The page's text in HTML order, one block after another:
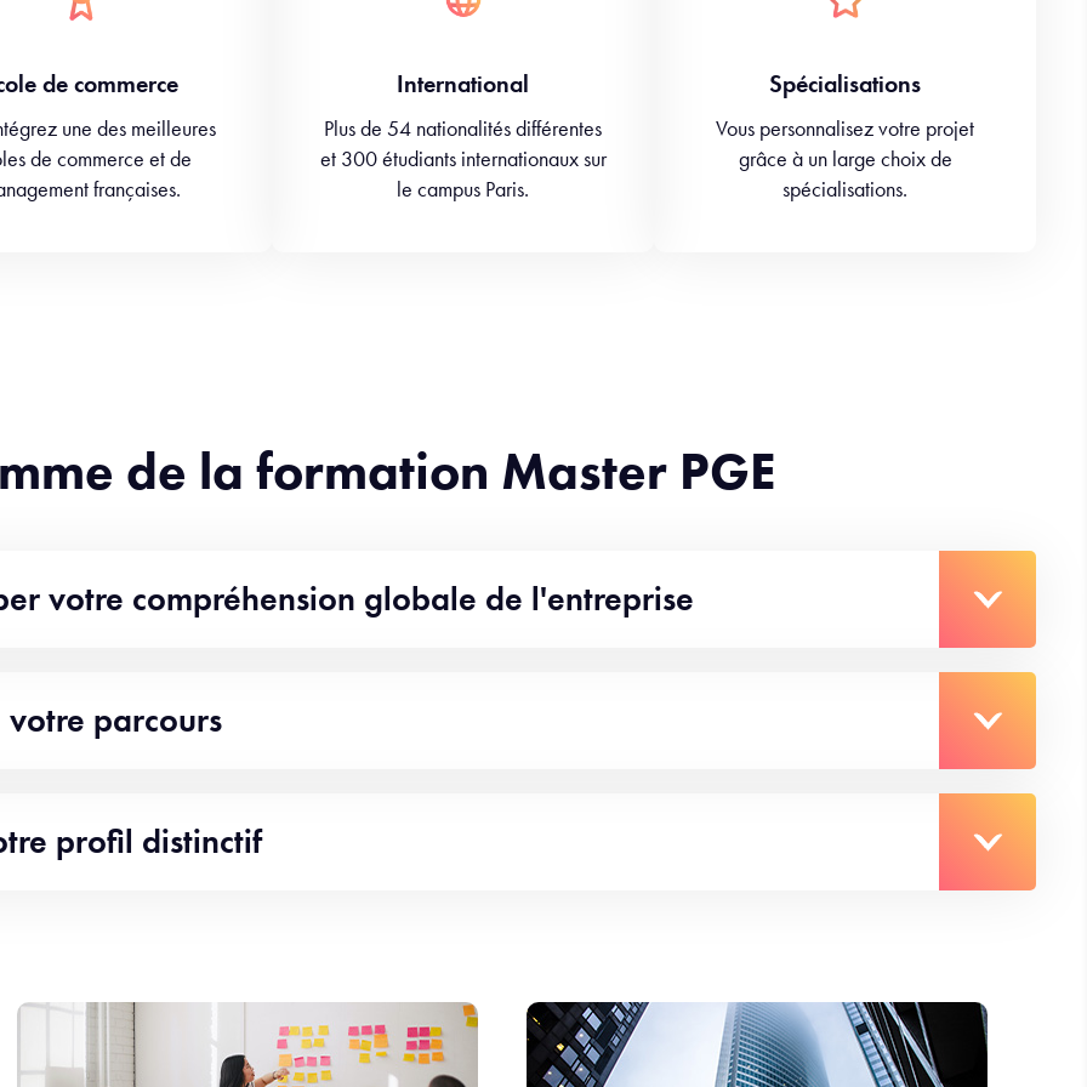
de commerce
une des meilleures
de commerce et de
françaises.
International
Plus de 54 nationalités différentes
et 300 étudiants internationaux sur
le campus Paris.
Spécialisations
Vous personnalisez votre projet
grâce à un large choix de
spécialisations.
de la formation Master PGE
votre compréhension globale de l'entreprise
votre parcours
profil distinctif